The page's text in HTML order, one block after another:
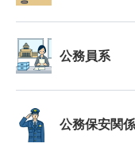
公務員系
公務保安関係